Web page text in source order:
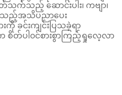
က်သည့် ဆောင်းပါး၊ ကဗျာ၊
သည့်အသိပညာပေး
းကို ခင်းကျင်းပြသခဲ့ရာ
းက စိတ်ပါ၀င်စားစွာကြည့်ရှုလေ့လာ